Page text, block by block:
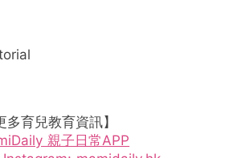
多育兒教育資訊】
親子日常APP